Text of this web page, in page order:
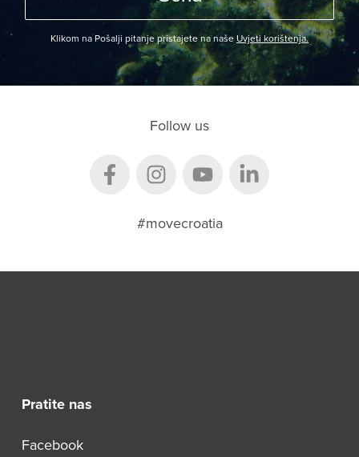
Klikom na Pošalji pitanje pristajete na naše Uvjeti korištenja.
Follow us
#movecroatia
Pratite nas
Facebook